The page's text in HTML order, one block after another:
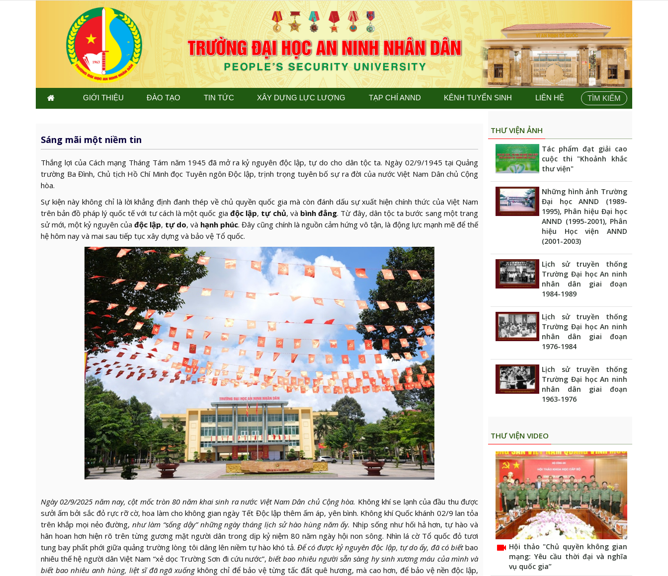
GIỚI THIỆU ĐÀO TẠO TIN TỨC XÂY DỰNG LỰC LƯỢNG TẠP CHÍ ANND KÊNH TUYỂN SINH LIÊN HỆ TÌM KIẾM
Sáng mãi một niềm tin
Thắng lợi của Cách mạng Tháng Tám năm 1945 đã mở ra kỷ nguyên độc lập, tự do cho dân tộc ta. Ngày 02/9/1945 tại Quảng
trường Ba Đình, Chủ tịch Hồ Chí Minh đọc Tuyên ngôn Độc lập, trịnh trọng tuyên bố sự ra đời của nước Việt Nam Dân chủ Cộng
hòa.
Sự kiện này không chỉ là lời khẳng định đanh thép về chủ quyền quốc gia mà còn đánh dấu sự xuất hiện chính thức của Việt Nam
trên bản đồ pháp lý quốc tế với tư cách là một quốc gia độc lập, tự chủ, và bình đẳng. Từ đây, dân tộc ta bước sang một trang
sử mới, một kỷ nguyên của độc lập, tự do, và hạnh phúc. Đây cũng chính là nguồn cảm hứng vô tận, là động lực mạnh mẽ để thế
hệ hôm nay và mai sau tiếp tục xây dựng và bảo vệ Tổ quốc.
Ngày 02/9/2025 năm nay, cột mốc tròn 80 năm khai sinh ra nước Việt Nam Dân chủ Cộng hòa. Không khí se lạnh của đầu thu được
sưởi ấm bởi sắc đỏ rực rỡ cờ, hoa làm cho không gian ngày Tết Độc lập thêm ấm áp, yên bình. Không khí Quốc khánh 02/9 lan tỏa
trên khắp mọi nẻo đường, như làm “sống dậy” những ngày tháng lịch sử hào hùng năm ấy. Nhịp sống như hối hả hơn, tự hào và
hân hoan hơn hiện rõ trên từng gương mặt người dân trong dịp kỷ niệm 80 năm ngày hội non sông. Nhìn lá cờ Tổ quốc đỏ tươi
tung bay phất phới giữa quảng trường lòng tôi dâng lên niềm tự hào khó tả. Để có được kỷ nguyên độc lập, tự do ấy, đã có biếtbao
nhiêu thế hệ người dân Việt Nam “xẻ dọc Trường Sơn đi cứu nước”,biết bao nhiêu người sẵn sàng hy sinh xương máu của mình và
biết bao nhiêu anh hùng, liệt sĩ đã ngã xuốngkhông chỉ để bảo vệ từng tấc đất quê hương, mà cao hơn, để bảo vệ nền độc lập,
THƯ VIỆN ẢNH
Tác phẩm đạt giải cao
cuộc thi "Khoảnh khắc
thư viện"
Những hình ảnh Trường
Đại học ANND (1989-
1995), Phân hiệu Đại học
ANND (1995-2001), Phân
hiệu Học viện ANND
(2001-2003)
Lịch sử truyền thống
Trường Đại học An ninh
nhân dân giai đoạn
1984-1989
Lịch sử truyền thống
Trường Đại học An ninh
nhân dân giai đoạn
1976-1984
Lịch sử truyền thống
Trường Đại học An ninh
nhân dân giai đoạn
1963-1976
THƯ VIỆN VIDEO
videocam Hội thảo "Chủ quyền không gian
mạng: Yêu cầu thời đại và nghĩa
vụ quốc gia”